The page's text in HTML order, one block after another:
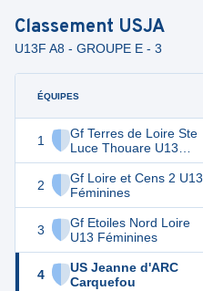
Classement USJA
U13F A8 - GROUPE E - 3
ÉQUIPES
1
Gf Terres de Loire Ste
Luce Thouare U13
Féminines
2
Gf Loire et Cens 2 U13
Féminines
3
Gf Etoiles Nord Loire
U13 Féminines
4
US Jeanne d'ARC
Carquefou
6 2
6 3
3
3